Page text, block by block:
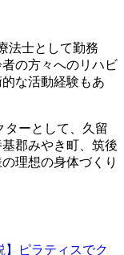
法士として勤務
の方々へのリハビ
な活動経験もあ
ターとして、久留
郡みやき町、筑後
理想の身体づくり
】ピラティスでク